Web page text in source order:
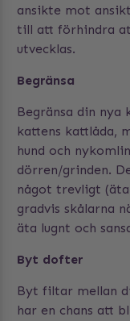
ansikte mot
till att förhindra
utvecklas.
Begränsa
Begränsa din
kattens kattlåda,
hund och
dörren/grinden.
något trevligt
gradvis skålarna
äta lugnt och
Byt dofter
Byt filtar mellan
har en chans att